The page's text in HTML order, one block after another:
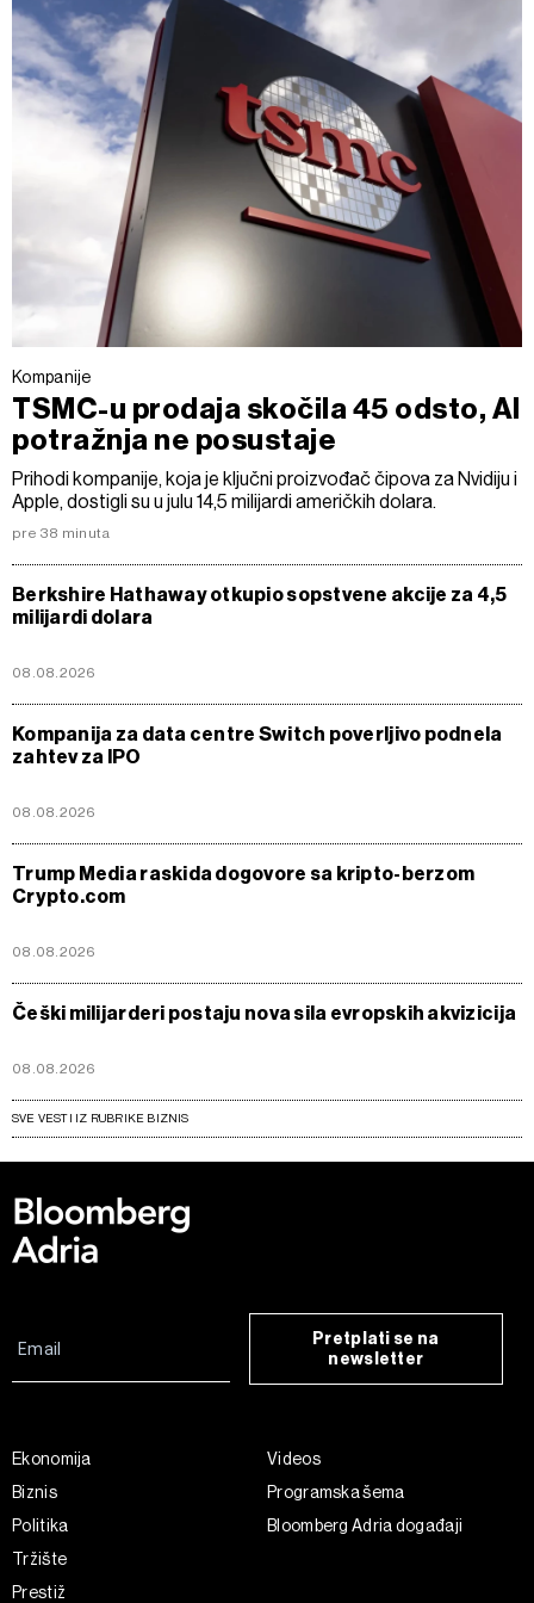
Kompanije
TSMC-u prodaja skočila 45 odsto, AI
potražnja ne posustaje
Prihodi kompanije, koja je ključni proizvođač čipova za Nvidiju i
Apple, dostigli su u julu 14,5 milijardi američkih dolara.
pre 38 minuta
Berkshire Hathaway otkupio sopstvene akcije za 4,5
milijardi dolara
08.08.2026
Kompanija za data centre Switch poverljivo podnela
zahtev za IPO
08.08.2026
Trump Media raskida dogovore sa kripto-berzom
Crypto.com
08.08.2026
Češki milijarderi postaju nova sila evropskih akvizicija
08.08.2026
SVE VESTI IZ RUBRIKE BIZNIS
Pretplati se na
newsletter
Ekonomija
Biznis
Politika
Tržište
Prestiž
Videos
Programska šema
Bloomberg Adria događaji